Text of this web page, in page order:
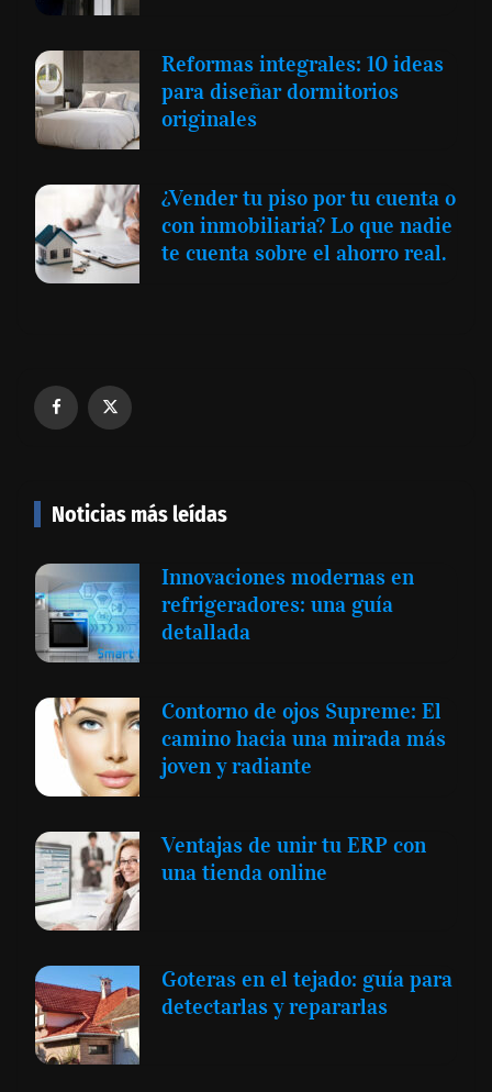
Reformas integrales: 10 ideas
para diseñar dormitorios
originales
¿Vender tu piso por tu cuenta o
con inmobiliaria? Lo que nadie
te cuenta sobre el ahorro real.
Noticias más leídas
Innovaciones modernas en
refrigeradores: una guía
detallada
Contorno de ojos Supreme: El
camino hacia una mirada más
joven y radiante
Ventajas de unir tu ERP con
una tienda online
Goteras en el tejado: guía para
detectarlas y repararlas